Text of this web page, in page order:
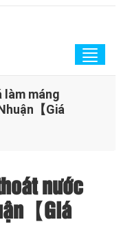
làm máng
【Giá
nước
【Giá